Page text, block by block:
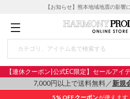
【お知らせ】熊本地域地震の影響
【連休クーポン|公式EC限定】セールアイ
7,000円以上で送料無料／新規
5% OFFクーポンが使えます